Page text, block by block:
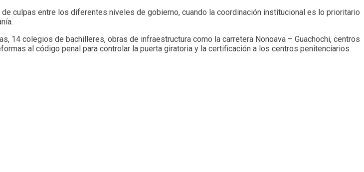
culpas entre los diferentes niveles de gobierno, cuando la coordinación institucional es lo prioritario
14 colegios de bachilleres, obras de infraestructura como la carretera Nonoava – Guachochi, centros
al código penal para controlar la puerta giratoria y la certificación a los centros penitenciarios.